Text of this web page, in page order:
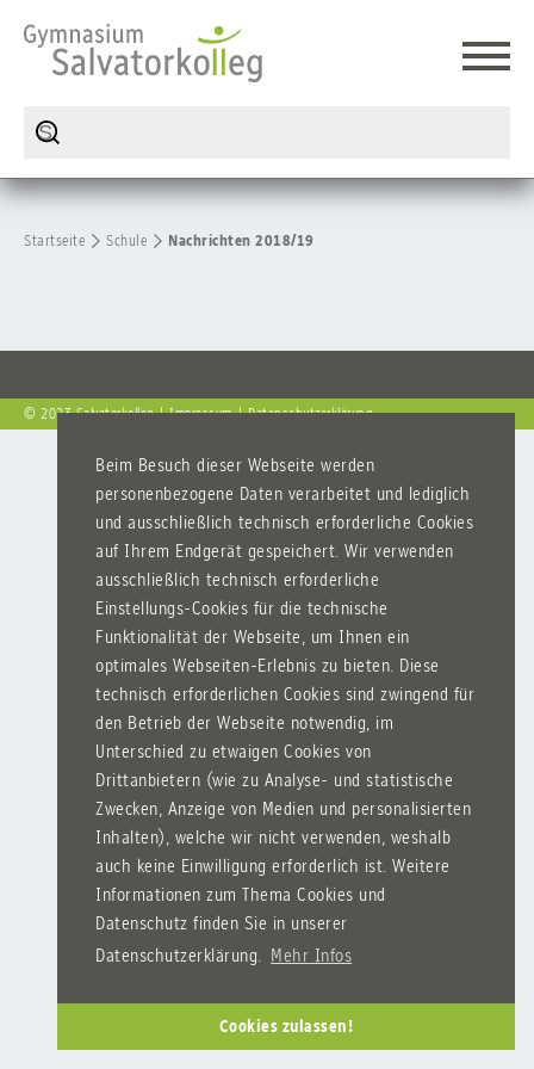
Beim Besuch dieser Webseite werden
personenbezogene Daten verarbeitet und lediglich
und ausschließlich technisch erforderliche Cookies
auf Ihrem Endgerät gespeichert. Wir verwenden
ausschließlich technisch erforderliche
Einstellungs-Cookies für die technische
Funktionalität der Webseite, um Ihnen ein
optimales Webseiten-Erlebnis zu bieten. Diese
technisch erforderlichen Cookies sind zwingend für
den Betrieb der Webseite notwendig, im
Unterschied zu etwaigen Cookies von
Drittanbietern (wie zu Analyse- und statistische
Zwecken, Anzeige von Medien und personalisierten
Inhalten), welche wir nicht verwenden, weshalb
auch keine Einwilligung erforderlich ist. Weitere
Informationen zum Thema Cookies und
Datenschutz finden Sie in unserer
Datenschutzerklärung. Mehr Infos
Cookies zulassen!
Startseite Schule Nachrichten 2018/19
© 2023 Salvatorkolleg Impressum Datenschutzerklärung